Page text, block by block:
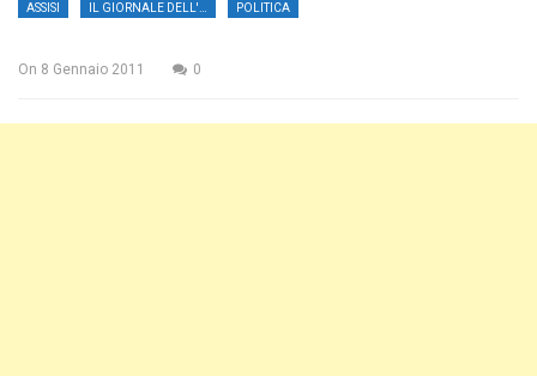
ASSISI POLITICA
On 8 Gennaio 2011 0